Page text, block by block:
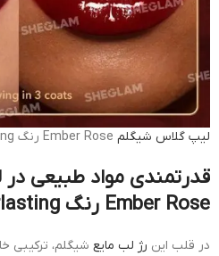
لیپ گلاس شیگلم
قدرتمندی مواد طبیعی
Ember Rose رنگ Everlasting
در قلب این رژ لب مایع شیگلم، ترکیبی